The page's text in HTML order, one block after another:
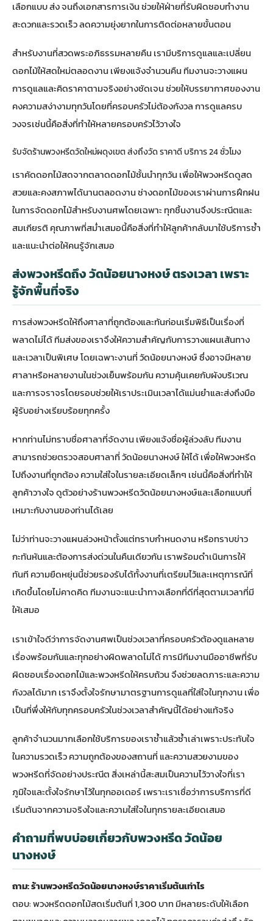
เลือกแบบ ส่ง จนถึงเอกสารการเงิน ช่วยให้ฝ่ายที่รับผิดชอบทำงาน
สะดวกและรวดเร็ว ลดความยุ่งยากในการติดต่อหลายขั้นตอน
สำหรับงานที่สวดพระอภิธรรมหลายคืน เรามีบริการดูแลและเปลี่ยน
ดอกไม้ให้สดใหม่ตลอดงาน เพียงแจ้งจำนวนคืน ทีมงานจะวางแผน
การดูแลและคิดราคาตามจริงอย่างชัดเจน ช่วยให้บรรยากาศของงาน
คงความสง่างามทุกวันโดยที่ครอบครัวไม่ต้องกังวล การดูแลครบ
วงจรเช่นนี้คือสิ่งที่ทำให้หลายครอบครัวไว้วางใจ
รับจัดร้านพวงหรีดวัดใหม่ผดุงเขต ส่งถึงวัด ราคาดี บริการ 24 ชั่วโมง
เราคัดดอกไม้สดจากตลาดดอกไม้ชั้นนำทุกวัน เพื่อให้พวงหรีดดูสด
สวยและคงสภาพได้นานตลอดงาน ช่างดอกไม้ของเราผ่านการฝึกฝน
ในการจัดดอกไม้สำหรับงานศพโดยเฉพาะ ทุกชิ้นงานจึงประณีตและ
สมเกียรติ คุณภาพที่สม่ำเสมอนี้คือสิ่งที่ทำให้ลูกค้ากลับมาใช้บริการซ้ำ
และแนะนำต่อให้คนรู้จักเสมอ
ส่งพวงหรีดถึง วัดน้อยนางหงษ์ ตรงเวลา เพราะ
รู้จักพื้นที่จริง
การส่งพวงหรีดให้ถึงศาลาที่ถูกต้องและทันก่อนเริ่มพิธีเป็นเรื่องที่
พลาดไม่ได้ ทีมส่งของเราจึงให้ความสำคัญกับการวางแผนเส้นทาง
และเวลาเป็นพิเศษ โดยเฉพาะงานที่ วัดน้อยนางหงษ์ ซึ่งอาจมีหลาย
ศาลาหรือหลายงานในช่วงเย็นพร้อมกัน ความคุ้นเคยกับผังบริเวณ
และการจราจรโดยรอบช่วยให้เราประเมินเวลาได้แม่นยำและส่งถึงมือ
ผู้รับอย่างเรียบร้อยทุกครั้ง
หากท่านไม่ทราบชื่อศาลาที่จัดงาน เพียงแจ้งชื่อผู้ล่วงลับ ทีมงาน
สามารถช่วยตรวจสอบศาลาที่ วัดน้อยนางหงษ์ ให้ได้ เพื่อให้พวงหรีด
ไปถึงงานที่ถูกต้อง ความใส่ใจในรายละเอียดเล็กๆ เช่นนี้คือสิ่งที่ทำให้
ลูกค้าวางใจ ดูตัวอย่างร้านพวงหรีดวัดน้อยนางหงษ์และเลือกแบบที่
เหมาะกับงานของท่านได้เลย
ไม่ว่าท่านจะวางแผนล่วงหน้าตั้งแต่ทราบกำหนดงาน หรือทราบข่าว
กะทันหันและต้องการส่งด่วนในคืนเดียวกัน เราพร้อมดำเนินการให้
ทันที ความยืดหยุ่นนี้ช่วยรองรับได้ทั้งงานที่เตรียมไว้และเหตุการณ์ที่
เกิดขึ้นโดยไม่คาดคิด ทีมงานจะแนะนำทางเลือกที่ดีที่สุดตามเวลาที่มี
ให้เสมอ
เราเข้าใจดีว่าการจัดงานศพเป็นช่วงเวลาที่ครอบครัวต้องดูแลหลาย
เรื่องพร้อมกันและทุกอย่างผิดพลาดไม่ได้ การมีทีมงานมืออาชีพที่รับ
ผิดชอบเรื่องดอกไม้และพวงหรีดให้ครบถ้วน จึงช่วยลดภาระและความ
กังวลได้มาก เราจึงตั้งใจรักษามาตรฐานการดูแลที่ใส่ใจในทุกงาน เพื่อ
เป็นที่พึ่งให้กับทุกครอบครัวในช่วงเวลาสำคัญนี้ได้อย่างแท้จริง
ลูกค้าจำนวนมากเลือกใช้บริการของเราซ้ำแล้วซ้ำเล่าเพราะประทับใจ
ในความรวดเร็ว ความถูกต้องของสถานที่ และความสวยงามของ
พวงหรีดที่จัดอย่างประณีต สิ่งเหล่านี้สะสมเป็นความไว้วางใจที่เรา
ภูมิใจและตั้งใจรักษาไว้ในทุกออเดอร์ เพราะเราเชื่อว่าการบริการที่ดี
เริ่มต้นจากความจริงใจและความใส่ใจในทุกรายละเอียดเสมอ
คำถามที่พบบ่อยเกี่ยวกับพวงหรีด วัดน้อย
นางหงษ์
ถาม: ร้านพวงหรีดวัดน้อยนางหงษ์ราคาเริ่มต้นเท่าไร
ตอบ: พวงหรีดดอกไม้สดเริ่มต้นที่ 1,300 บาท มีหลายระดับให้เลือก